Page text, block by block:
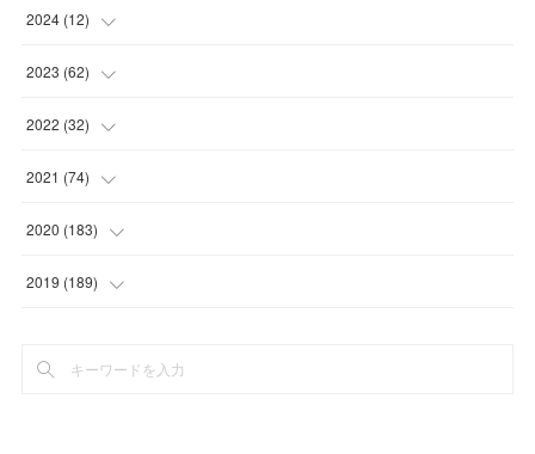
2024 (12)
(1
(1
(3
(3)
2023 (62)
(11 )
(3
(7)
(7)
(3)
2022 (32)
(1
(3)
(8)
(9)
2021 (74)
(17
(7)
(8
2020 (183)
(17
(
2019 (189)
(